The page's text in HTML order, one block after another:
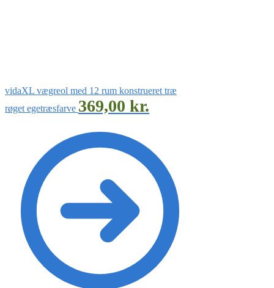
vidaXL vægreol med 12 rum konstrueret træ
røget egetræsfarve 369,00 kr.